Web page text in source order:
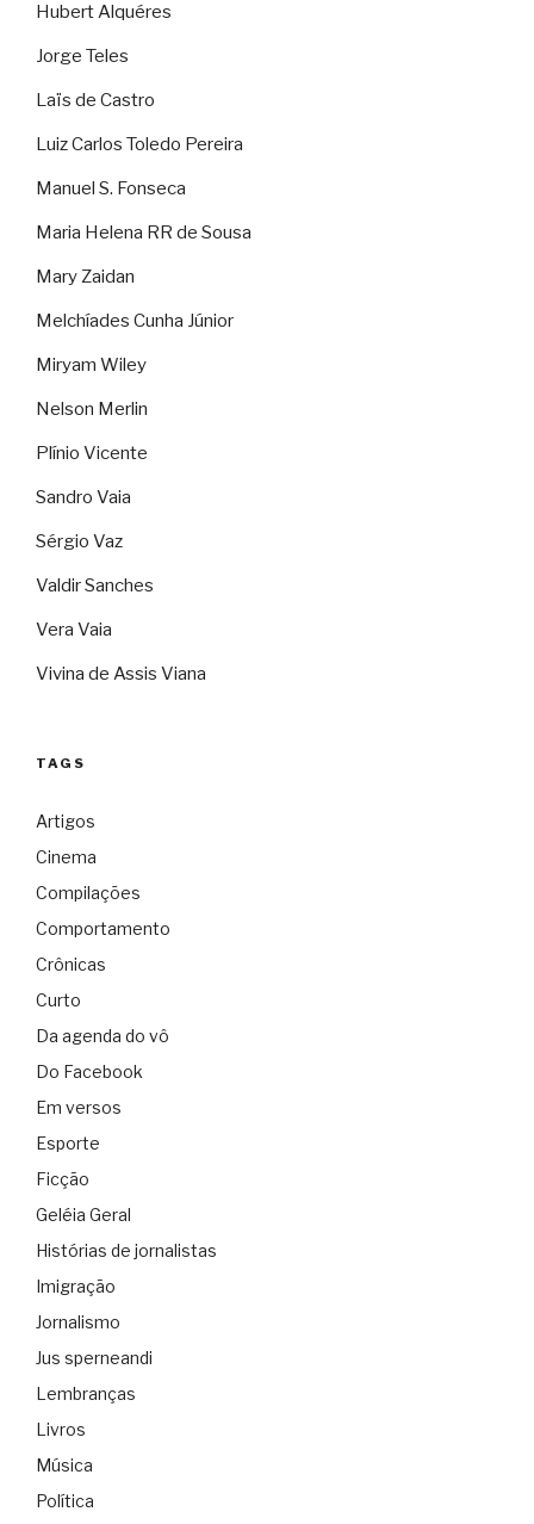
Hubert Alquéres
Jorge Teles
Laïs de Castro
Luiz Carlos Toledo Pereira
Manuel S. Fonseca
Maria Helena RR de Sousa
Mary Zaidan
Melchíades Cunha Júnior
Miryam Wiley
Nelson Merlin
Plínio Vicente
Sandro Vaia
Sérgio Vaz
Valdir Sanches
Vera Vaia
Vivina de Assis Viana
TAGS
Artigos
Cinema
Compilações
Comportamento
Crônicas
Curto
Da agenda do vô
Do Facebook
Em versos
Esporte
Ficção
Geléia Geral
Histórias de jornalistas
Imigração
Jornalismo
Jus sperneandi
Lembranças
Livros
Música
Política